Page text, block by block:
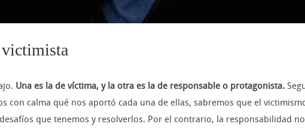
victimista
Una es la de víctima, y la otra es la de responsable o protagonista.
con calma qué nos aportó cada una de ellas, sabremos que el
que tenemos y resolverlos. Por el contrario, la responsabilidad